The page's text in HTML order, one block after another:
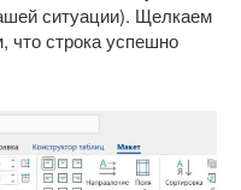
ситуации). Щелкаем
что строка успешно